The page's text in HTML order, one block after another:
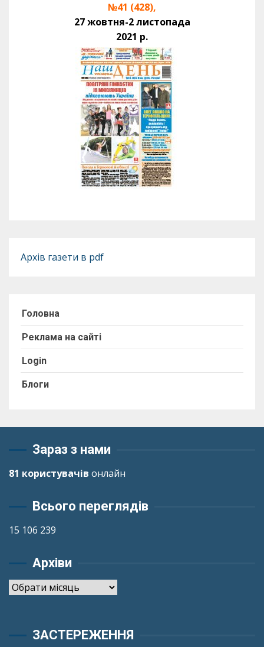
№41 (428),
27 жовтня-2 листопада
2021 р.
Архів газети в pdf
Головна
Реклама на сайті
Login
Блоги
Зараз з нами
81 користувачів онлайн
Всього переглядів
15 106 239
Архіви
Архіви
ЗАСТЕРЕЖЕННЯ